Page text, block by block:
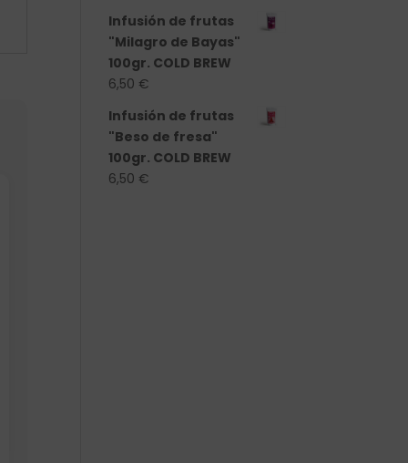
Infusión de frutas
"Milagro de Bayas"
100gr. COLD BREW
6,50 €
Infusión de frutas
"Beso de fresa"
100gr. COLD BREW
6,50 €